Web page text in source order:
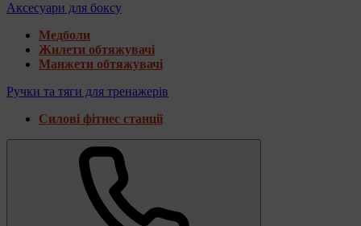
Аксесуари для боксу
Медболи
Жилети обтяжувачі
Манжети обтяжувачі
Ручки та тяги для тренажерів
Силові фітнес станції